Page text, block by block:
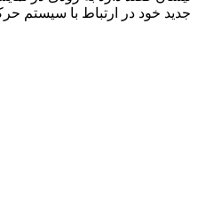
جدید خود در ارتباط با سیستم